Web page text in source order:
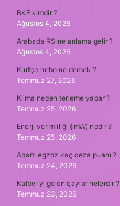
BKE kimdir ?
Ağustos 4, 2026
Arabada RS ne anlama gelir ?
Ağustos 4, 2026
Kürtçe hırbo ne demek ?
Temmuz 27, 2026
Klima neden terleme yapar ?
Temmuz 25, 2026
Enerji verimliliği (lmW) nedir ?
Temmuz 25, 2026
Abartı egzoz kaç ceza puanı ?
Temmuz 24, 2026
Kalbe iyi gelen çaylar nelerdir ?
Temmuz 23, 2026